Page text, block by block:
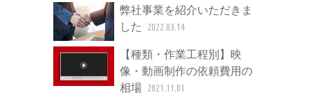
弊社事業を紹介いただきま
した
2022.03.14
【種類・作業工程別】映
像・動画制作の依頼費用の
相場 2021.11.01